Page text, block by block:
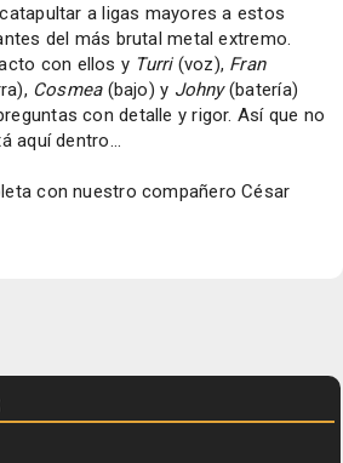
a ligas mayores a estos
del más brutal metal extremo.
con ellos y Turri(voz), Fran
Cosmea(bajo) y Johny(batería)
con detalle y rigor. Así que no
aquí dentro...
con nuestro compañero César